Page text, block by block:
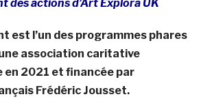
des actionsd’Art Explora UK
est l’un des programmes phares
une association caritative
2021 et financée par
Frédéric Jousset.